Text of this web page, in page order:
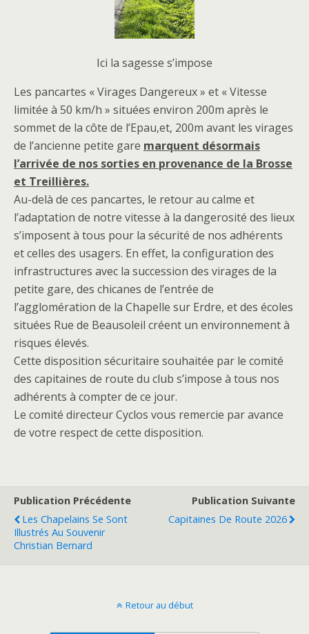
Ici la sagesse s’impose
Les pancartes « Virages Dangereux » et « Vitesse
limitée à 50 km/h » situées environ 200m après le
sommet de la côte de l’Epau,et, 200m avant les virages
de l’ancienne petite gare marquent désormais
l’arrivée de nos sorties en provenance de la Brosse
et Treillières.
Au-delà de ces pancartes, le retour au calme et
l’adaptation de notre vitesse à la dangerosité des lieux
s’imposent à tous pour la sécurité de nos adhérents
et celles des usagers. En effet, la configuration des
infrastructures avec la succession des virages de la
petite gare, des chicanes de l’entrée de
l’agglomération de la Chapelle sur Erdre, et des écoles
situées Rue de Beausoleil créent un environnement à
risques élevés.
Cette disposition sécuritaire souhaitée par le comité
des capitaines de route du club s’impose à tous nos
adhérents à compter de ce jour.
Le comité directeur Cyclos vous remercie par avance
de votre respect de cette disposition.
Publication Précédente
Les Chapelains Se Sont
Illustrés Au Souvenir
Christian Bernard
Publication Suivante
Capitaines De Route 2026
Retour au début